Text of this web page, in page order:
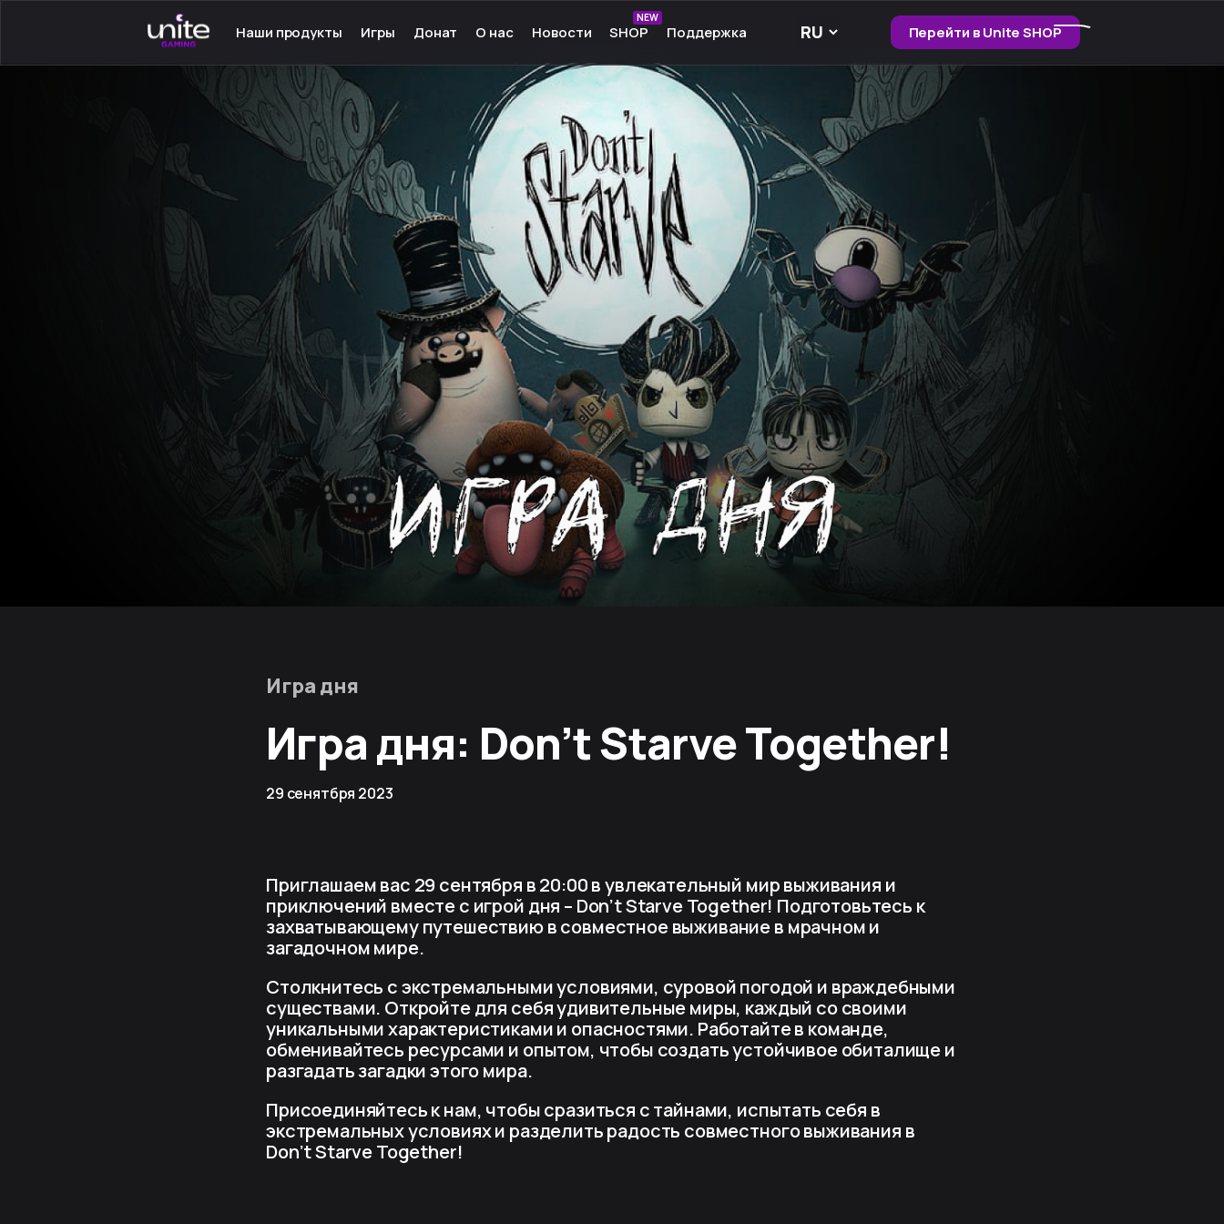
Наши продукты
Launcher для PC
Launcher для Android
TeamSpeak для PC
Mumble для Android
Покупка игр
Ключ - Steam
Игры
Серверные игры
Сетевые игры
Одиночные игры
Программы для игр
Игры на Android
Инструкции к играм
Донат О нас
О нас
Команда
Культура
Партнёры
Карьера
Ресурсы
Сообщество
Новости SHOP
NEW
Поддержка Перейти в Unite SHOP
Игра дня
Игра дня: Don’t Starve Together!
29 сенятбря 2023
Приглашаем вас 29 сентября в 20:00 в увлекательный мир выживания и
приключений вместе с игрой дня – Don’t Starve Together! Подготовьтесь к
захватывающему путешествию в совместное выживание в мрачном и
загадочном мире.
Столкнитесь с экстремальными условиями, суровой погодой и враждебными
существами. Откройте для себя удивительные миры, каждый со своими
уникальными характеристиками и опасностями. Работайте в команде,
обменивайтесь ресурсами и опытом, чтобы создать устойчивое обиталище и
разгадать загадки этого мира.
Присоединяйтесь к нам, чтобы сразиться с тайнами, испытать себя в
экстремальных условиях и разделить радость совместного выживания в
Don’t Starve Together!